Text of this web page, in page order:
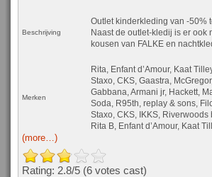
Beschrijving
Outlet kinderkleding van -50%
Naast de outlet-kledij is er
kousen van FALKE en
Merken
Rita, Enfant d’Amour, Kaat
Staxo, CKS, Gaastra,
Gabbana, Armani jr, Hackett,
Soda, R95th, replay & sons,
Staxo, CKS, IKKS,
Rita B, Enfant d’Amour, Kaat
(more…)
Rating: 2.8/5 (6 votes cast)